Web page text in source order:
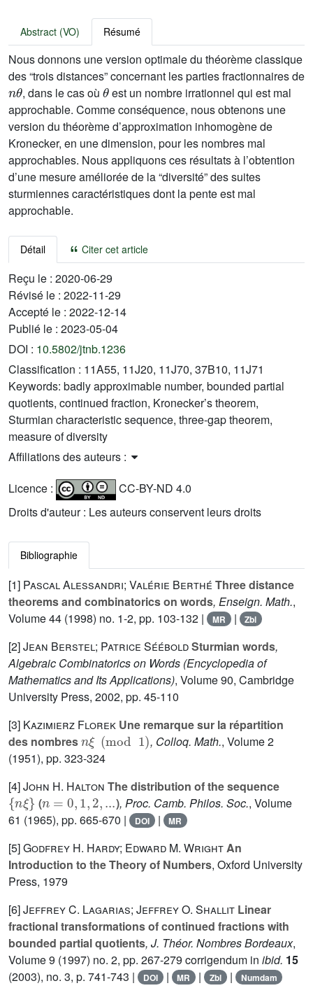
Abstract (VO) Résumé
Nous donnons une version optimale du théorème classique
des “trois distances” concernant les parties fractionnaires de
nθ
, dans le cas où
θ
est un nombre irrationnel qui est mal
approchable. Comme conséquence, nous obtenons une
version du théorème d’approximation inhomogène de
Kronecker, en une dimension, pour les nombres mal
approchables. Nous appliquons ces résultats à l’obtention
d’une mesure améliorée de la “diversité” des suites
sturmiennes caractéristiques dont la pente est mal
approchable.
Détail Citer cet article
Reçu le : 2020-06-29
Révisé le : 2022-11-29
Accepté le : 2022-12-14
Publié le : 2023-05-04
DOI : 10.5802/jtnb.1236
Classification : 11A55, 11J20, 11J70, 37B10, 11J71
Keywords: badly approximable number, bounded partial
quotients, continued fraction, Kronecker’s theorem,
Sturmian characteristic sequence, three-gap theorem,
measure of diversity
Affiliations des auteurs :
Licence :
CC-BY-ND 4.0
Droits d'auteur : Les auteurs conservent leurs droits
Bibliographie
[1] Pascal Alessandri; Valérie Berthé Three distance
theorems and combinatorics on words, Enseign. Math.,
Volume 44 (1998) no. 1-2, pp. 103-132 | MR | Zbl
[2]Jean Berstel; Patrice SééboldSturmian words,
Algebraic Combinatorics on Words (Encyclopedia of
Mathematics and Its Applications), Volume 90, Cambridge
University Press, 2002, pp. 45-110
[3] Kazimierz Florek Une remarque sur la répartition
des nombres
nξ(mod1)
, Colloq. Math., Volume 2
(1951), pp. 323-324
[4]John H. Halton The distribution of the sequence
{nξ}
(
n =0 ,1,2,...
), Proc. Camb. Philos. Soc., Volume
61 (1965), pp. 665-670 | DOI | MR
[5]Godfrey H. Hardy; Edward M. Wright An
Introduction to the Theory of Numbers, Oxford University
Press, 1979
[6]Jeffrey C. Lagarias; Jeffrey O. Shallit Linear
fractional transformations of continued fractions with
bounded partial quotients, J. Théor. Nombres Bordeaux,
Volume 9 (1997) no. 2, pp. 267-279 corrigendum in ibid. 15
(2003), no. 3, p. 741-743 |
DOI | MR | Zbl | Numdam